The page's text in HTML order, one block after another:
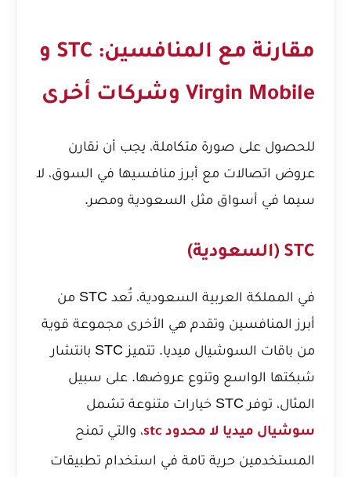
مقارنة مع المنافسين: STC و
Virgin Mobile وشركات أخرى
للحصول على صورة متكاملة، يجب أن نقارن
عروض اتصالات مع أبرز منافسيها في السوق، لا
سيما في أسواق مثل السعودية ومصر.
STC (السعودية)
في المملكة العربية السعودية، تُعد STC من
أبرز المنافسين وتقدم هي الأخرى مجموعة قوية
من باقات السوشيال ميديا. تتميز STC بانتشار
شبكتها الواسع وتنوع عروضها. على سبيل
المثال، توفر STC خيارات متنوعة تشمل
سوشيال ميديا لا محدود stc
، والتي تمنح
المستخدمين حرية تامة في استخدام تطبيقات